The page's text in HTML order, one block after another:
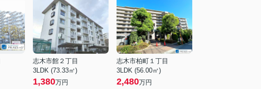
志木市館２丁目
3LDK (73.33㎡)
1,380万円
志木市柏町１丁目
3LDK (56.00㎡)
2,480万円